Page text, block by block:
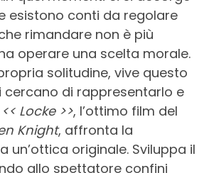
esistono conti da regolare
rimandare non è più
operare una scelta morale.
solitudine, vive questo
cercano di rappresentarlo e
<< Locke >>, l’ottimo film del
Knight, affronta la
un’ottica originale. Sviluppa il
allo spettatore confini